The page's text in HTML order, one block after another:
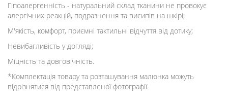
Гіпоалергенність - натуральний склад тканини не провокує
алергічних реакцій, подразнення та висипів на шкірі;
М'якість, комфорт, приємні тактильні відчуття від дотику;
Невибагливість у догляді;
Міцність та довговічність.
*Комплектація товару та розташування малюнка можуть
відрізнятися від представленої фотографії.